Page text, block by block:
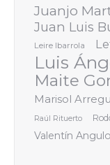
Juanjo
Juan Luis
Leire Ibarrola
Luis
Maite
Marisol
Raúl Rituerto
Valentín Angulo